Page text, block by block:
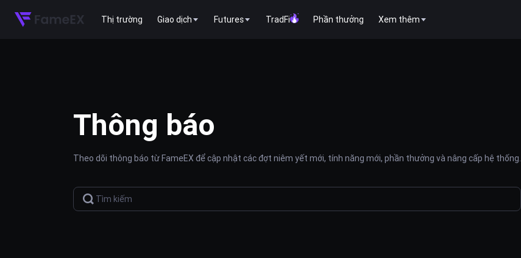
Thị trường Giao dịch Futures TradFi Phần thưởng Xem thêm
Thông báo
Theo dõi thông báo từ FameEX để cập nhật các đợt niêm yết mới, tính năng mới, phần thưởng và nâng cấp hệ thống.